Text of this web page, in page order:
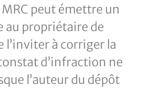
peut émettre un
au propriétaire de
l’inviter à corriger la
d’infraction ne
l’auteur du dépôt